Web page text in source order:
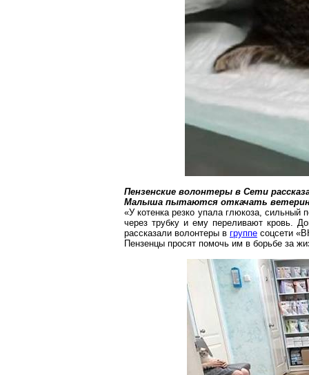
Пензенские волонтеры в Сети
Малыша пытаются откачать
«У котенка резко упала глюкоза,
через трубку и ему переливают кровь.
рассказали волонтеры в группе соцсети «
Пензенцы просят помочь им в борьбе за